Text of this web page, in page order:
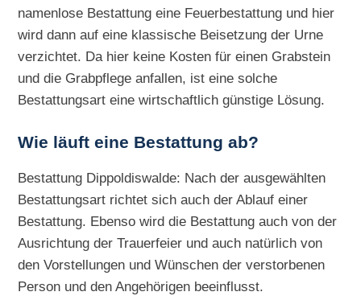
namenlose Bestattung eine Feuerbestattung und hier
wird dann auf eine klassische Beisetzung der Urne
verzichtet. Da hier keine Kosten für einen Grabstein
und die Grabpflege anfallen, ist eine solche
Bestattungsart eine wirtschaftlich günstige Lösung.
Wie läuft eine Bestattung ab?
Bestattung Dippoldiswalde: Nach der ausgewählten
Bestattungsart richtet sich auch der Ablauf einer
Bestattung. Ebenso wird die Bestattung auch von der
Ausrichtung der Trauerfeier und auch natürlich von
den Vorstellungen und Wünschen der verstorbenen
Person und den Angehörigen beeinflusst.